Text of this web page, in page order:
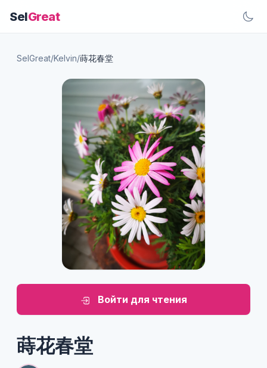
SelGreat
SelGreat/Kelvin/蒔花春堂
Войти для чтения
蒔花春堂